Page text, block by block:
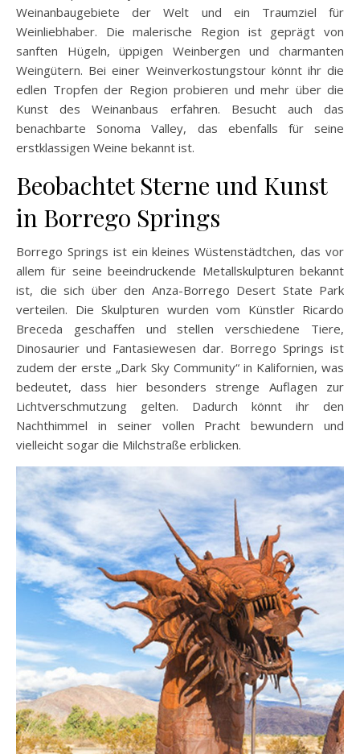
Weinanbaugebiete der Welt und ein Traumziel für
Weinliebhaber. Die malerische Region ist geprägt von
sanften Hügeln, üppigen Weinbergen und charmanten
Weingütern. Bei einer Weinverkostungstour könnt ihr die
edlen Tropfen der Region probieren und mehr über die
Kunst des Weinanbaus erfahren. Besucht auch das
benachbarte Sonoma Valley, das ebenfalls für seine
erstklassigen Weine bekannt ist.
Beobachtet Sterne und Kunst
in Borrego Springs
Borrego Springs ist ein kleines Wüstenstädtchen, das vor
allem für seine beeindruckende Metallskulpturen bekannt
ist, die sich über den Anza-Borrego Desert State Park
verteilen. Die Skulpturen wurden vom Künstler Ricardo
Breceda geschaffen und stellen verschiedene Tiere,
Dinosaurier und Fantasiewesen dar. Borrego Springs ist
zudem der erste „Dark Sky Community“ in Kalifornien, was
bedeutet, dass hier besonders strenge Auflagen zur
Lichtverschmutzung gelten. Dadurch könnt ihr den
Nachthimmel in seiner vollen Pracht bewundern und
vielleicht sogar die Milchstraße erblicken.